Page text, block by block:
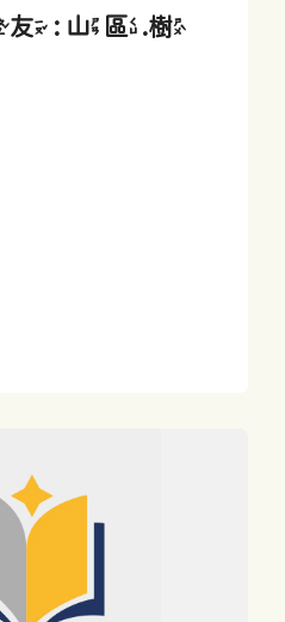
: 山區.樹